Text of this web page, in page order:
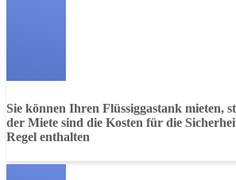
Sie können Ihren Flüssiggastank mieten,
der Miete sind die Kosten für die
Regel enthalten